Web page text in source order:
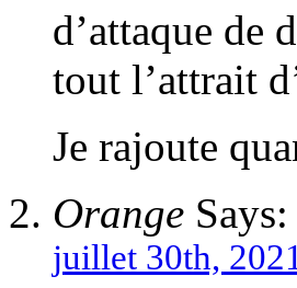
d’attaque de
tout l’attrait
Je rajoute
Orange Says:
juillet 30th,